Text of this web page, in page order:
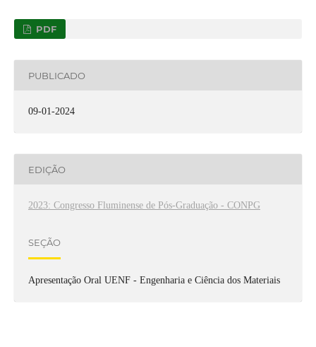
PDF
PUBLICADO
09-01-2024
EDIÇÃO
2023: Congresso Fluminense de Pós-Graduação - CONPG
SEÇÃO
Apresentação Oral UENF - Engenharia e Ciência dos Materiais